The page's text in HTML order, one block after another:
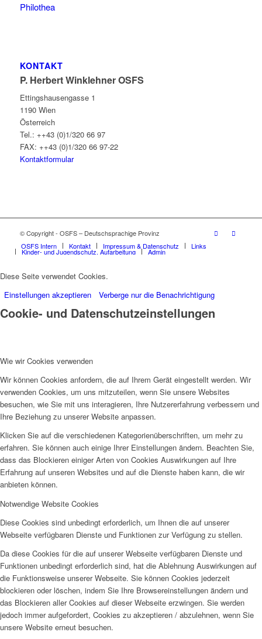
Philothea
KONTAKT
P. Herbert Winklehner OSFS
Ettingshausengasse 1
1190 Wien
Österreich
Tel.: ++43 (0)1/320 66 97
FAX: ++43 (0)1/320 66 97-22
Kontaktformular
© Copyright - OSFS – Deutschsprachige Provinz
OSFS Intern
Kontakt Impressum & Datenschutz Links
Kinder- und Jugendschutz, Aufarbeitung Admin
Diese Seite verwendet Cookies.
Einstellungen akzeptieren
Verberge nur die Benachrichtigung
Cookie- und Datenschutzeinstellungen
Wie wir Cookies verwenden
Wir können Cookies anfordern, die auf Ihrem Gerät eingestellt werden. Wir
verwenden Cookies, um uns mitzuteilen, wenn Sie unsere Websites
besuchen, wie Sie mit uns interagieren, Ihre Nutzererfahrung verbessern und
Ihre Beziehung zu unserer Website anpassen.
Klicken Sie auf die verschiedenen Kategorienüberschriften, um mehr zu
erfahren. Sie können auch einige Ihrer Einstellungen ändern. Beachten Sie,
dass das Blockieren einiger Arten von Cookies Auswirkungen auf Ihre
Erfahrung auf unseren Websites und auf die Dienste haben kann, die wir
anbieten können.
Notwendige Website Cookies
Diese Cookies sind unbedingt erforderlich, um Ihnen die auf unserer
Webseite verfügbaren Dienste und Funktionen zur Verfügung zu stellen.
Da diese Cookies für die auf unserer Webseite verfügbaren Dienste und
Funktionen unbedingt erforderlich sind, hat die Ablehnung Auswirkungen auf
die Funktionsweise unserer Webseite. Sie können Cookies jederzeit
blockieren oder löschen, indem Sie Ihre Browsereinstellungen ändern und
das Blockieren aller Cookies auf dieser Webseite erzwingen. Sie werden
jedoch immer aufgefordert, Cookies zu akzeptieren / abzulehnen, wenn Sie
unsere Website erneut besuchen.